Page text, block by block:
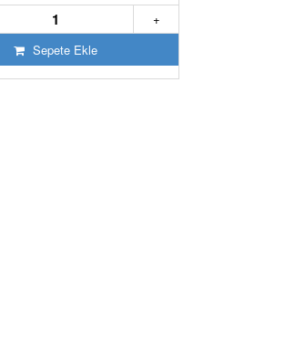
+
Sepete Ekle